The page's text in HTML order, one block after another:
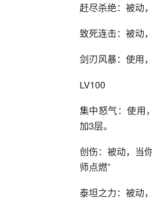
赶尽杀绝：被动
致死连击：被动
剑刃风暴：使用
LV100
集中怒气：使用
加3层。
创伤：被动，当
师点燃”
泰坦之力：被动